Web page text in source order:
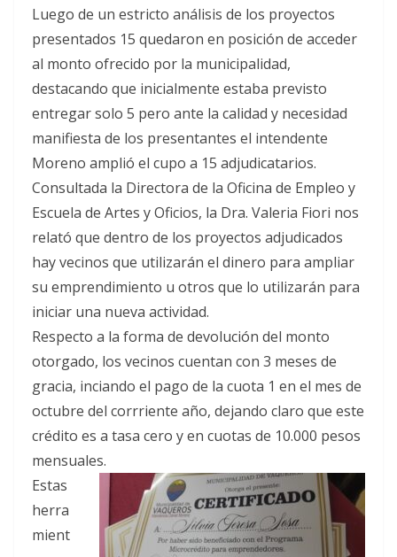
Luego de un estricto análisis de los proyectos
presentados 15 quedaron en posición de acceder
al monto ofrecido por la municipalidad,
destacando que inicialmente estaba previsto
entregar solo 5 pero ante la calidad y necesidad
manifiesta de los presentantes el intendente
Moreno amplió el cupo a 15 adjudicatarios.
Consultada la Directora de la Oficina de Empleo y
Escuela de Artes y Oficios, la Dra. Valeria Fiori nos
relató que dentro de los proyectos adjudicados
hay vecinos que utilizarán el dinero para ampliar
su emprendimiento u otros que lo utilizarán para
iniciar una nueva actividad.
Respecto a la forma de devolución del monto
otorgado, los vecinos cuentan con 3 meses de
gracia, inciando el pago de la cuota 1 en el mes de
octubre del corrriente año, dejando claro que este
crédito es a tasa cero y en cuotas de 10.000 pesos
mensuales.
Estas
herra
mient